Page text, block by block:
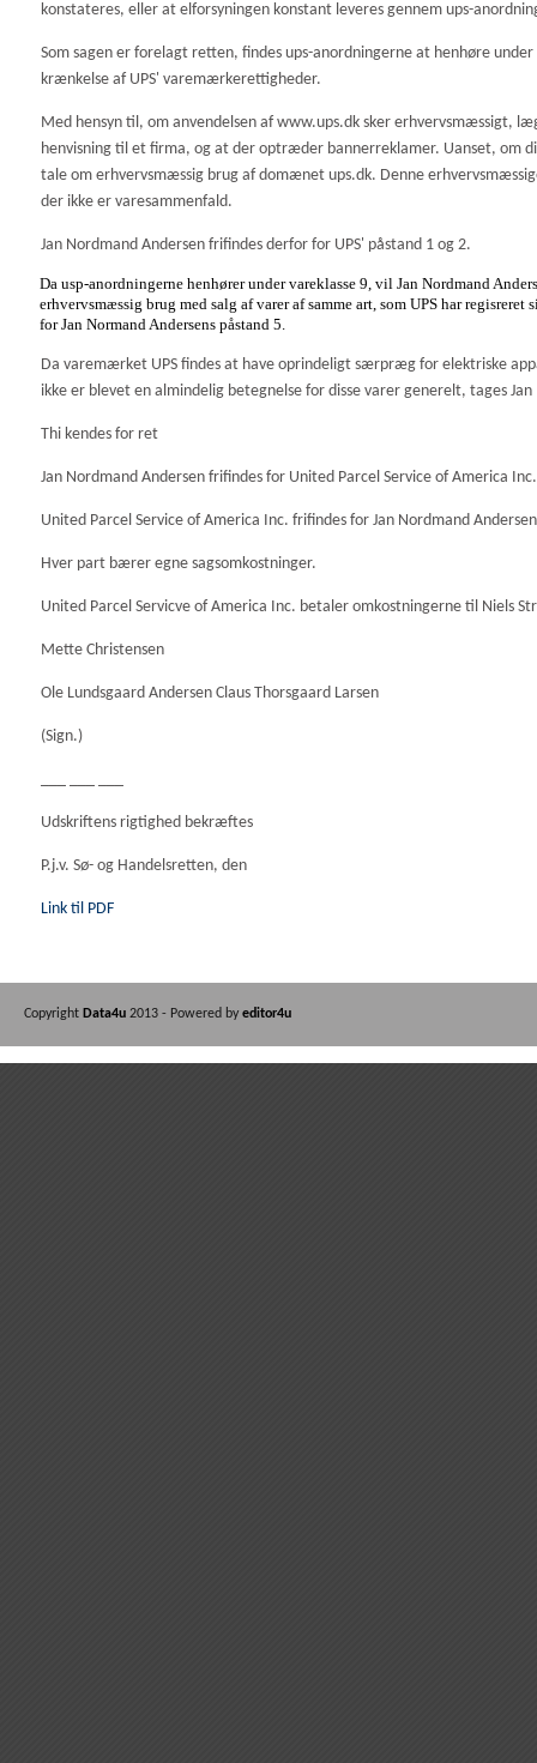
konstateres, eller at elforsyningen konstant leveres gennem ups-
Som sagen er forelagt retten, findes ups-anordningerne at henhøre
krænkelse af UPS' varemærkerettigheder.
Med hensyn til, om anvendelsen af www.ups.dk sker erhvervsmæssigt,
henvisning til et firma, og at der optræder bannerreklamer. Uanset, om
tale om erhvervsmæssig brug af domænet ups.dk. Denne
der ikke er varesammenfald.
Jan Nordmand Andersen frifindes derfor for UPS' påstand 1 og 2.
Da usp-anordningerne henhører under vareklasse 9, vil Jan Nordmand
erhvervsmæssig brug med salg af varer af samme art, som UPS har regisreret
for Jan Normand Andersens påstand 5.
Da varemærket UPS findes at have oprindeligt særpræg for elektriske
ikke er blevet en almindelig betegnelse for disse varer generelt, tages
Thi kendes for ret
Jan Nordmand Andersen frifindes for United Parcel Service of America
United Parcel Service of America Inc. frifindes for Jan Nordmand
Hver part bærer egne sagsomkostninger.
United Parcel Servicve of America Inc. betaler omkostningerne til Niels
Mette Christensen
Ole Lundsgaard Andersen Claus Thorsgaard Larsen
(Sign.)
Udskriftens rigtighed bekræftes
P.j.v. Sø- og Handelsretten, den
Link til PDF
Copyright Data4u 2013 - Powered by editor4u